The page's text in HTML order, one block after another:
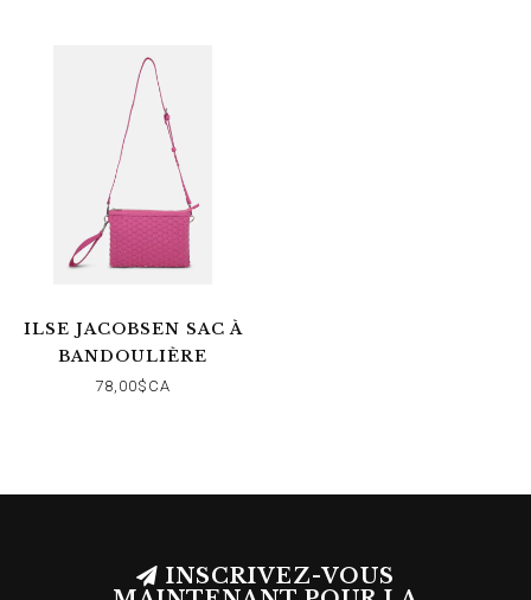
ILSE JACOBSEN SAC À
BANDOULIÈRE
AZALEA PINK
78,00$CA
INSCRIVEZ-VOUS